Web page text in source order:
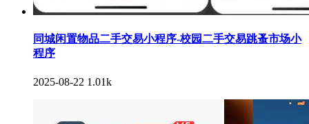
同城闲置物品二手交易小程序-校园二手交易跳蚤市场小
程序
2025-08-22 1.01k